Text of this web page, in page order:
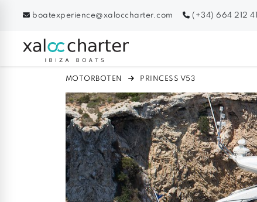
boatexperience@xaloccharter.com (+34) 664 212 411
MOTORBOTEN PRINCESS V53